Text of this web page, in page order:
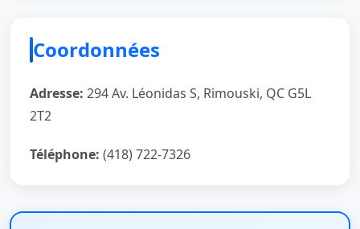
Coordonnées
Adresse: 294 Av. Léonidas S, Rimouski, QC G5L
2T2
Téléphone: (418) 722-7326